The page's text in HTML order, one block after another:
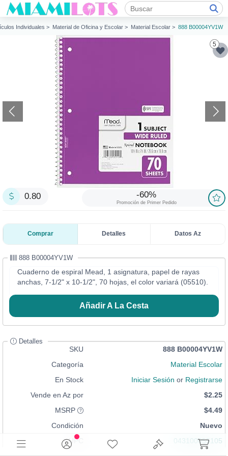
Individuales > Material de Oficina y Escolar > Material Escolar > 888 B00004YV1W
5
0.80 -60%
Promoción de Primer Pedido
Comprar Detalles Datos Az
888 B00004YV1W
Cuaderno de espiral Mead, 1 asignatura, papel de rayas
anchas, 7-1/2" x 10-1/2", 70 hojas, el color variará (05510).
Añadir A La Cesta
Detalles
SKU
888 B00004YV1W
Categoría
Material Escolar
En Stock
Iniciar Sesión or Registrarse
Vende en Az por
$2.25
MSRP
$4.49
Condición
Nuevo
UPC
043100055105
641438095123